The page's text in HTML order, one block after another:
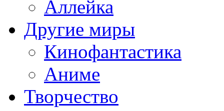
Аллейка
Другие миры
Кинофантастика
Аниме
Творчество